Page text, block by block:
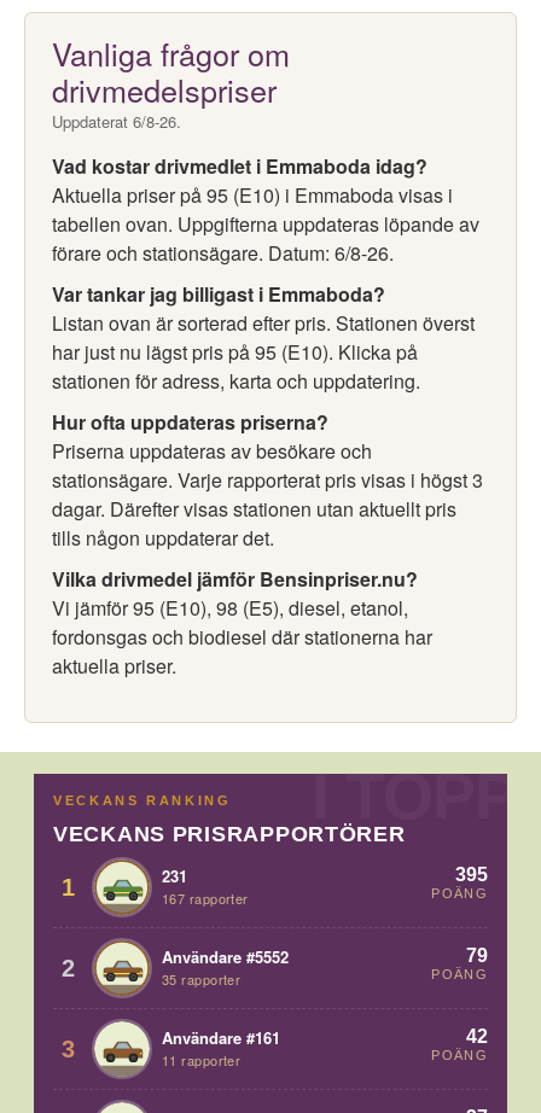
Vanliga frågor om
drivmedelspriser
Uppdaterat 6/8-26.
Vad kostar drivmedlet i Emmaboda idag?
Aktuella priser på 95 (E10) i Emmaboda visas i
tabellen ovan. Uppgifterna uppdateras löpande av
förare och stationsägare. Datum: 6/8-26.
Var tankar jag billigast i Emmaboda?
Listan ovan är sorterad efter pris. Stationen överst
har just nu lägst pris på 95 (E10). Klicka på
stationen för adress, karta och uppdatering.
Hur ofta uppdateras priserna?
Priserna uppdateras av besökare och
stationsägare. Varje rapporterat pris visas i högst 3
dagar. Därefter visas stationen utan aktuellt pris
tills någon uppdaterar det.
Vilka drivmedel jämför Bensinpriser.nu?
Vi jämför 95 (E10), 98 (E5), diesel, etanol,
fordonsgas och biodiesel där stationerna har
aktuella priser.
VECKANS RANKING
VECKANS PRISRAPPORTÖRER
1 231
167 rapporter
395
POÄNG
2 Användare #5552
35 rapporter
79
POÄNG
3 Användare #161
11 rapporter
42
POÄNG